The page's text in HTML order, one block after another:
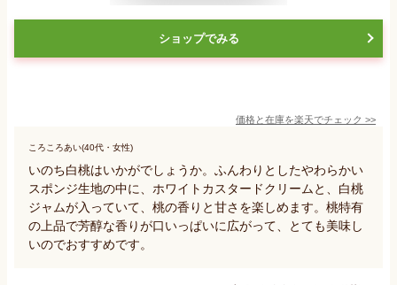
ショップでみる
価格と在庫を楽天でチェック >>
ころころあい(40代・女性)
いのち白桃はいかがでしょうか。ふんわりとしたやわらかい
スポンジ生地の中に、ホワイトカスタードクリームと、白桃
ジャムが入っていて、桃の香りと甘さを楽しめます。桃特有
の上品で芳醇な香りが口いっぱいに広がって、とても美味し
いのでおすすめです。